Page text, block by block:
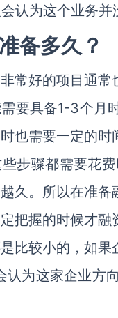
认为这个业务并
备多久？
常好的项目通
要具备1-3个月
也需要一定的
步骤都需要花
久。所以在准备
把握的时候才融
比较小的，如
认为这家企业方